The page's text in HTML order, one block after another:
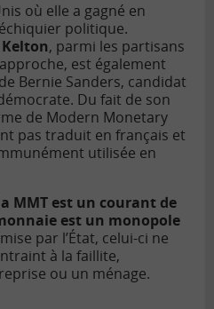
où elle a gagné en
politique.
, parmi les partisans
est également
Bernie Sanders, candidat
Du fait de son
de Modern Monetary
pas traduit en français et
utilisée en
MMT est un courant de
est un monopole
par l’État, celui-ci ne
à la faillite,
ou un ménage.